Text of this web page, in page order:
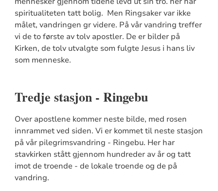
spiritualiteten tatt bolig. Men Ringsaker var ikke
målet, vandringen gr videre. På vår vandring treffer
vi de to første av tolv apostler. De er bilder på
Kirken, de tolv utvalgte som fulgte Jesus i hans liv
som menneske.
Tredje stasjon - Ringebu
Over apostlene kommer neste bilde, med rosen
innrammet ved siden. Vi er kommet til neste stasjon
på vår pilegrimsvandring - Ringebu. Her har
stavkirken stått gjennom hundreder av år og tatt
imot de troende - de lokale troende og de på
vandring.